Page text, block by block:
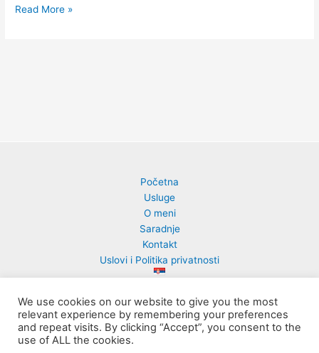
Read More »
Početna
Usluge
O meni
Saradnje
Kontakt
Uslovi i Politika privatnosti
PsihoArt Lab | Milena Ćuk
We use cookies on our website to give you the most
relevant experience by remembering your preferences
and repeat visits. By clicking “Accept”, you consent to the
use of ALL the cookies.